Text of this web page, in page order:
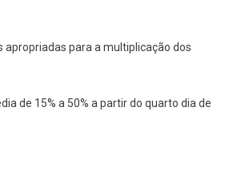
para a multiplicação dos
de 15% a 50% a partir do quarto dia de